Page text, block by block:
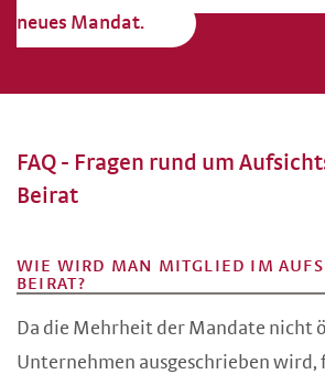
neues Mandat.
FAQ - Fragen rund um
Beirat
WIE WIRD MAN MITGLIED IM
BEIRAT?
Da die Mehrheit der Mandate nicht
Unternehmen ausgeschrieben wird,